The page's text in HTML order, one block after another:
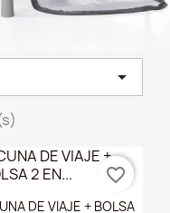

Vista rápida
DE VIAJE + BOLSA
favorite_border